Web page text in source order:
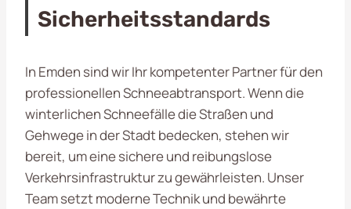
Sicherheitsstandards
In Emden sind wir Ihr kompetenter Partner für den
professionellen Schneeabtransport. Wenn die
winterlichen Schneefälle die Straßen und
Gehwege in der Stadt bedecken, stehen wir
bereit, um eine sichere und reibungslose
Verkehrsinfrastruktur zu gewährleisten. Unser
Team setzt moderne Technik und bewährte